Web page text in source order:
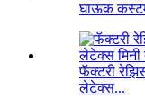
घाऊक कस्टम
फॅक्टरी
लेटेक्स...